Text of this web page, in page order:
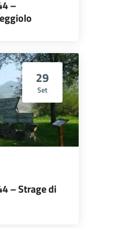
–
29
Set
– Strage di